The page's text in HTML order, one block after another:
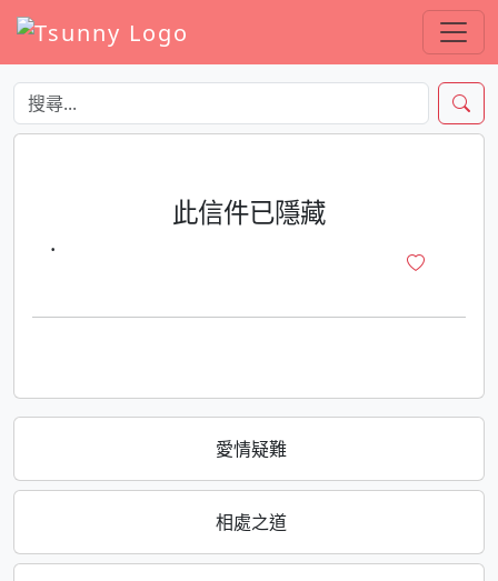
愛情疑難
相處之道
此信件已隱藏
·